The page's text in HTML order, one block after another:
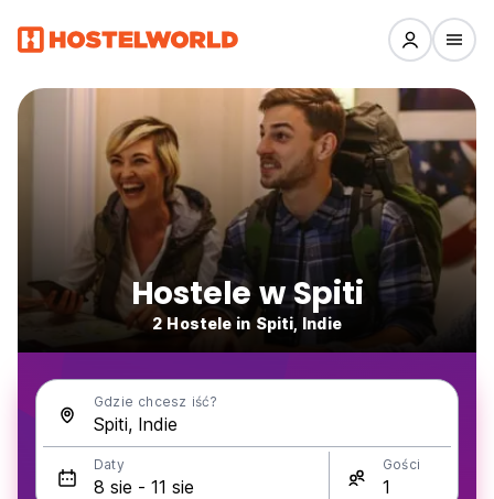
Hostele w Spiti
2 Hostele in Spiti, Indie
Gdzie chcesz iść?
Daty Gości